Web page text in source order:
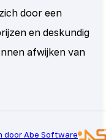
door een
en deskundig
afwijken van
door Abe Software